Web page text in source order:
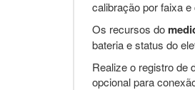
calibração por faixa
Os recursos do
bateria e status do
Realize o registro de
opcional para